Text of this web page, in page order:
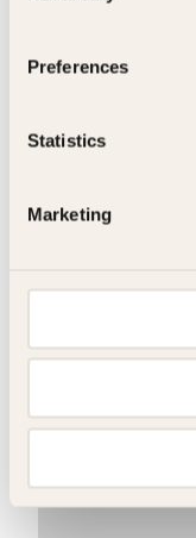
Preferences
Statistics
Marketing
Jørgen Moe, Peter
Innbundet
Norske
Innbundet149kr